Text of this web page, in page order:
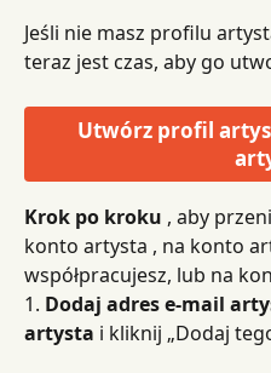
Jeśli nie masz profilu
teraz jest czas, aby go
Utwórz profil
Krok po kroku , aby
konto artysta , na konto
współpracujesz, lub na
1. Dodaj adres e-mail
artysta i kliknij „Dodaj